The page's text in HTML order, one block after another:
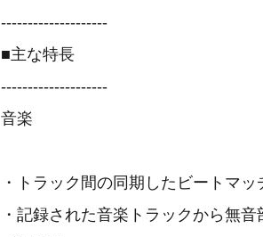
--------------------
■主な特長
--------------------
音楽
・トラック間の同期したビートマ
・記録された音楽トラックから無